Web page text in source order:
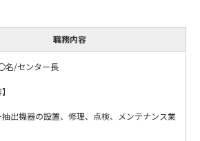
職務内容
名/センター長
抽出機器の設置、修理、点検、メンテナンス業